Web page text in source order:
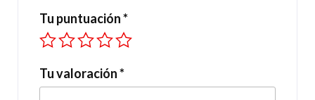
Tu puntuación*
Tu valoración*